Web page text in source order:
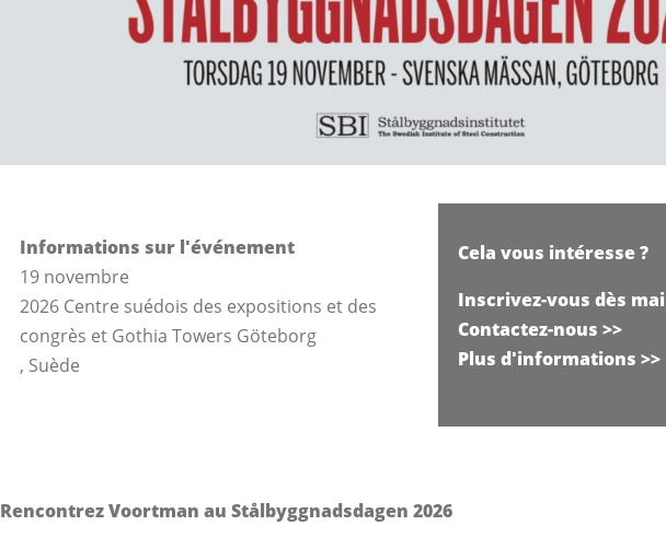
Informations sur l'événement
19 novembre
2026 Centre suédois des expositions et des
congrès et Gothia Towers Göteborg
, Suède
Cela vous intéresse ?
Inscrivez-vous dès
Contactez-nous >>
Plus d'informations >>
Rencontrez Voortman au Stålbyggnadsdagen 2026